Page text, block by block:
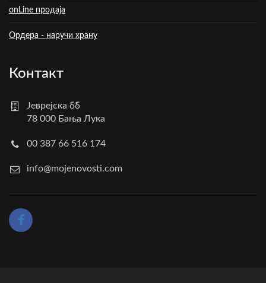
onLine продаја
Ордера - наручи храну
Контакт
Јеврејска бб
78 000 Бања Лука
00 387 66 516 174
info@mojenovosti.com